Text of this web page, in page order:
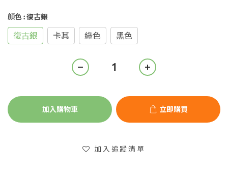
顏色: 復古銀
復古銀 卡其 綠色 黑色
加入購物車 立即購買
加入追蹤清單